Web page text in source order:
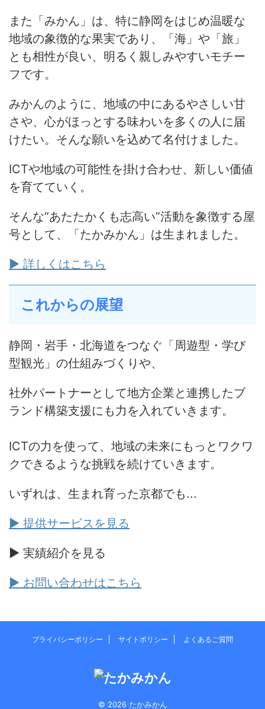
また「みかん」は、特に静岡をはじめ温暖な
地域の象徴的な果実であり、「海」や「旅」
とも相性が良い、明るく親しみやすいモチー
フです。
みかんのように、地域の中にあるやさしい甘
さや、心がほっとする味わいを多くの人に届
けたい。そんな願いを込めて名付けました。
ICTや地域の可能性を掛け合わせ、新しい価値
を育てていく。
そんな“あたたかくも志高い”活動を象徴する屋
号として、「たかみかん」は生まれました。
▶ 詳しくはこちら
これからの展望
静岡・岩手・北海道をつなぐ「周遊型・学び
型観光」の仕組みづくりや、
社外パートナーとして地方企業と連携したブ
ランド構築支援にも力を入れていきます。
ICTの力を使って、地域の未来にもっとワクワ
クできるような挑戦を続けていきます。
いずれは、生まれ育った京都でも...
▶ 提供サービスを見る
▶ 実績紹介を見る
▶ お問い合わせはこちら
プライバシーポリシー サイトポリシー よくあるご質問
© 2026 たかみかん